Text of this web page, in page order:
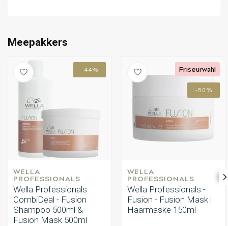
Meepakkers
-44%
WELLA
PROFESSIONALS
Wella Professionals
CombiDeal - Fusion
Shampoo 500ml &
Fusion Mask 500ml
-50%
WELLA
PROFESSIONALS
Wella Professionals -
Fusion - Fusion Mask |
Haarmaske 150ml
Friseurwahl